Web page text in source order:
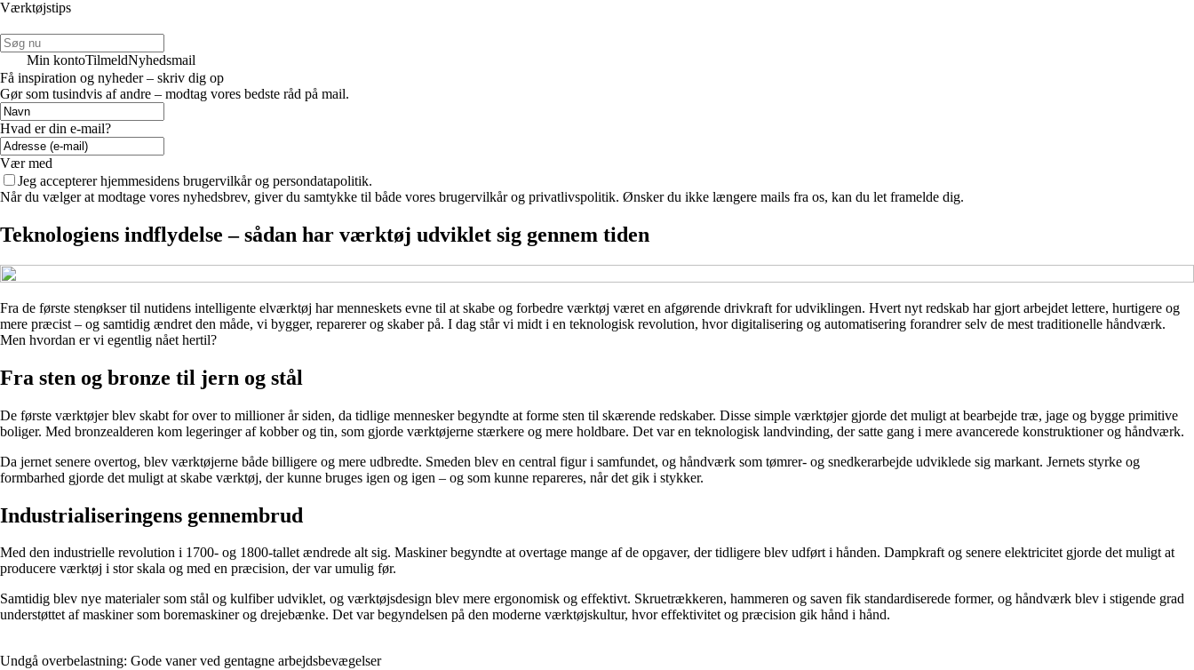
Værktøjstips
Min kontoTilmeldNyhedsmail
Få inspiration og nyheder – skriv dig op
Gør som tusindvis af andre – modtag vores bedste råd på mail.
Hvad er din e-mail?
Vær med
Jeg accepterer hjemmesidens brugervilkår og persondatapolitik.
Når du vælger at modtage vores nyhedsbrev, giver du samtykke til både vores brugervilkår og privatlivspolitik. Ønsker du ikke længere mails fra os, kan du let framelde dig.
Teknologiens indflydelse – sådan har værktøj udviklet sig gennem tiden
Fra de første stenøkser til nutidens intelligente elværktøj har menneskets evne til at skabe og forbedre værktøj været en afgørende drivkraft for udviklingen. Hvert nyt redskab har gjort arbejdet lettere, hurtigere og
mere præcist – og samtidig ændret den måde, vi bygger, reparerer og skaber på. I dag står vi midt i en teknologisk revolution, hvor digitalisering og automatisering forandrer selv de mest traditionelle håndværk.
Men hvordan er vi egentlig nået hertil?
Fra sten og bronze til jern og stål
De første værktøjer blev skabt for over to millioner år siden, da tidlige mennesker begyndte at forme sten til skærende redskaber. Disse simple værktøjer gjorde det muligt at bearbejde træ, jage og bygge primitive
boliger. Med bronzealderen kom legeringer af kobber og tin, som gjorde værktøjerne stærkere og mere holdbare. Det var en teknologisk landvinding, der satte gang i mere avancerede konstruktioner og håndværk.
Da jernet senere overtog, blev værktøjerne både billigere og mere udbredte. Smeden blev en central figur i samfundet, og håndværk som tømrer- og snedkerarbejde udviklede sig markant. Jernets styrke og
formbarhed gjorde det muligt at skabe værktøj, der kunne bruges igen og igen – og som kunne repareres, når det gik i stykker.
Industrialiseringens gennembrud
Med den industrielle revolution i 1700- og 1800-tallet ændrede alt sig. Maskiner begyndte at overtage mange af de opgaver, der tidligere blev udført i hånden. Dampkraft og senere elektricitet gjorde det muligt at
producere værktøj i stor skala og med en præcision, der var umulig før.
Samtidig blev nye materialer som stål og kulfiber udviklet, og værktøjsdesign blev mere ergonomisk og effektivt. Skruetrækkeren, hammeren og saven fik standardiserede former, og håndværk blev i stigende grad
understøttet af maskiner som boremaskiner og drejebænke. Det var begyndelsen på den moderne værktøjskultur, hvor effektivitet og præcision gik hånd i hånd.
Undgå overbelastning: Gode vaner ved gentagne arbejdsbevægelser